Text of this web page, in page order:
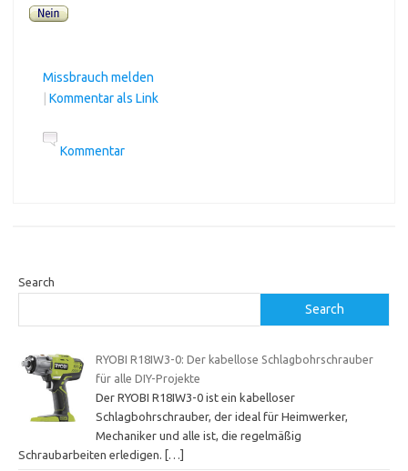
Missbrauch melden
Kommentar als Link
Kommentar
Search
Search
RYOBI R18IW3-0: Der kabellose Schlagbohrschrauber
für alle DIY-Projekte
Der RYOBI R18IW3-0 ist ein kabelloser
Schlagbohrschrauber, der ideal für Heimwerker,
Mechaniker und alle ist, die regelmäßig
Schraubarbeiten erledigen.
[…]